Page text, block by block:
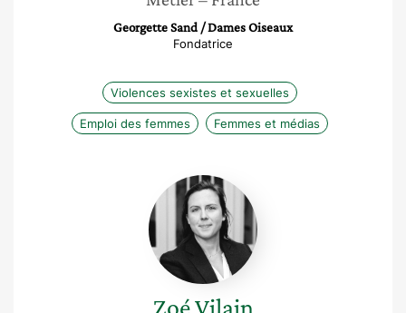
Georgette Sand / Dames Oiseaux
Fondatrice
Violences sexistes et sexuelles
Emploi des femmes Femmes et médias
Zoé
Vilain
ZoéVilain